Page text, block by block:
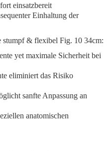
einsatzbereit
Einhaltung der
& flexibel Fig. 10 34cm:
yet maximale Sicherheit bei
eliminiert das Risiko
sanfte Anpassung an
anatomischen